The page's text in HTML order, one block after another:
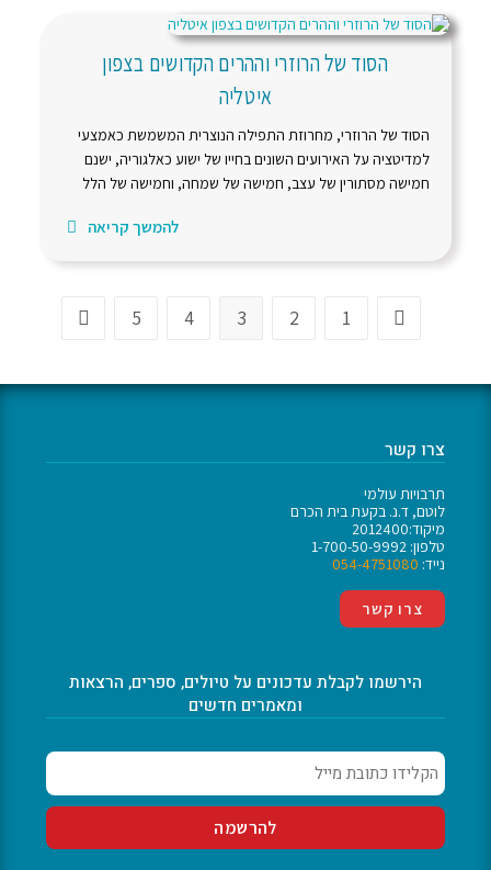
הסוד של הרוזרי וההרים הקדושים בצפון
איטליה
הסוד של הרוזרי, מחרוזת התפילה הנוצרית המשמשת כאמצעי
למדיטציה על האירועים השונים בחייו של ישוע כאלגוריה, ישנם
חמישה מסתורין של עצב, חמישה של שמחה, וחמישה של הלל
להמשך קריאה
צרו קשר
תרבויות עולמי
לוטם, ד.נ. בקעת בית הכרם
מיקוד:2012400
טלפון: 1-700-50-9992
נייד:054-4751080
צרו קשר
הירשמו לקבלת עדכונים על טיולים, ספרים, הרצאות
ומאמרים חדשים